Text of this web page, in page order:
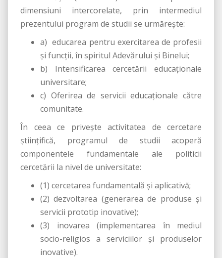
dimensiuni intercorelate, prin intermediul
prezentului program de studii se urmăreşte:
a) educarea pentru exercitarea de profesii
şi funcţii, în spiritul Adevărului şi Binelui;
b) Intensificarea cercetării educaţionale
universitare;
c) Oferirea de servicii educaţionale către
comunitate.
În ceea ce priveşte activitatea de cercetare
ştiinţifică, programul de studii acoperă
componentele fundamentale ale politicii
cercetării la nivel de universitate:
(1) cercetarea fundamentală şi aplicativă;
(2) dezvoltarea (generarea de produse şi
servicii prototip inovative);
(3) inovarea (implementarea în mediul
socio-religios a serviciilor şi produselor
inovative).